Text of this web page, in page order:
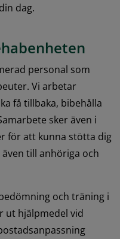
dag.
personal som
Vi arbetar
få tillbaka, bibehålla
sker även i
för att kunna stötta dig
till anhöriga och
och träning i
ut hjälpmedel vid